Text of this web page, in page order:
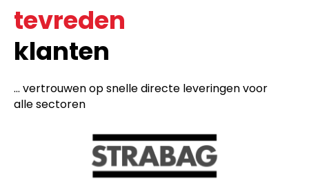
tevreden
klanten
... vertrouwen op snelle directe leveringen voor
alle sectoren